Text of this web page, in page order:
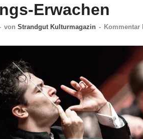
Erwachen
von Strandgut Kulturmagazin - Kommentar